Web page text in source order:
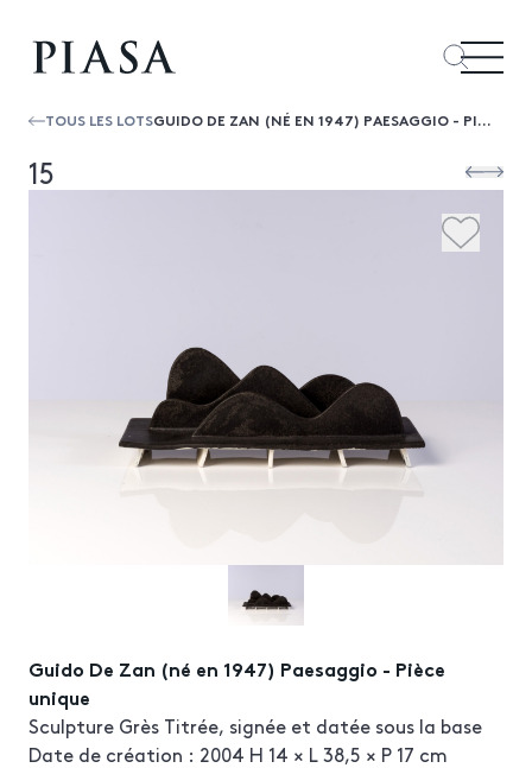
TOUS LES LOTS GUIDO DE ZAN (NÉ EN 1947) PAESAGGIO - PIÈCE UNIQUE
15
Guido De Zan (né en 1947) Paesaggio - Pièce
unique
Sculpture Grès Titrée, signée et datée sous la base
Date de création : 2004 H 14 × L 38,5 × P 17 cm